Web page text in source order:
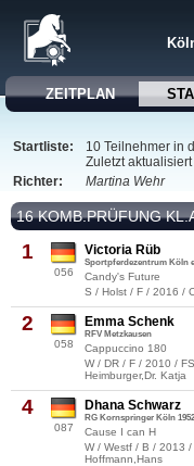
ZEITPLAN
Startliste:
10 Teilnehmer in
Zuletzt
Richter:
Martina Wehr
16 KOMB.PRÜFUNG
1
056
Victoria Rüb
Sportpferdezentrum Köln
Candy's Future
S / Holst / F / 2016 /
2
058
Emma Schenk
RFV Metzkausen
Cappuccino 180
W / DR / F / 2010 /
Heimburger,Dr. Katja
4
087
Dhana Schwarz
RG Kornspringer Köln 1952
Cause I can H
W / Westf / B / 2013
Hoffmann,Hans